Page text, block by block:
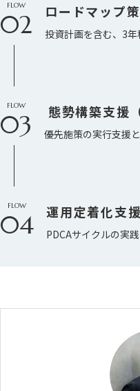
FLOW
02 ロードマップ
投資計画を含む、3
FLOW
03 態勢構築支援
優先施策の実行支援
FLOW
04 運用定着化支
PDCAサイクルの実